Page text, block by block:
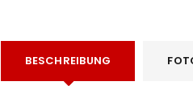
Benutzername oder E-
BESCHREIBUNG